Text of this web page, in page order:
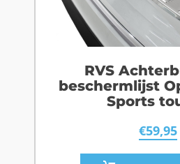
RVS
beschermlijst
Sports
€59,95